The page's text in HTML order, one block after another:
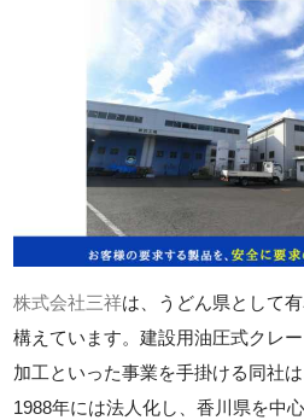
株式会社三祥は、うどん県として
構えています。建設用油圧式クレ
加工といった事業を手掛ける同社
1988年には法人化し、香川県を中